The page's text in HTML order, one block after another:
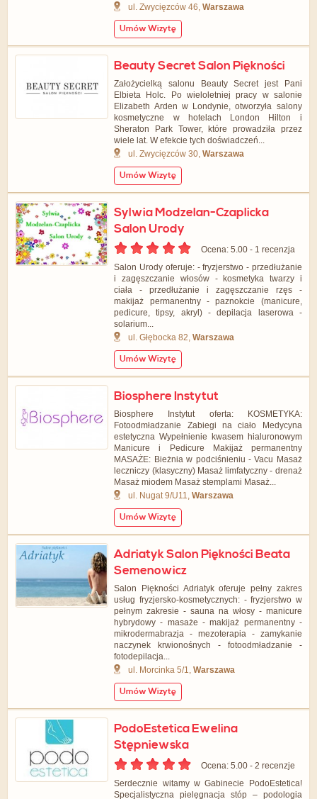
ul. Zwycięzców 46,Warszawa
Umów Wizytę
Beauty Secret Salon Piękności
Założycielką salonu Beauty Secret jest Pani
Elbieta Holc. Po wieloletniej pracy w salonie
Elizabeth Arden w Londynie, otworzyła salony
kosmetyczne w hotelach London Hilton i
Sheraton Park Tower, które prowadziła przez
wiele lat. W efekcie tych doświadczeń...
ul. Zwycięzców 30,Warszawa
Umów Wizytę
Sylwia Modzelan-Czaplicka
Salon Urody
Ocena: 5.00 - ‎1 recenzja
Salon Urody oferuje: - fryzjerstwo - przedłużanie
i zagęszczanie włosów - kosmetyka twarzy i
ciała - przedłużanie i zagęszczanie rzęs -
makijaż permanentny - paznokcie (manicure,
pedicure, tipsy, akryl) - depilacja laserowa -
solarium...
ul. Głębocka 82,Warszawa
Umów Wizytę
Biosphere Instytut
Biosphere Instytut oferta: KOSMETYKA:
Fotoodmładzanie Zabiegi na ciało Medycyna
estetyczna Wypełnienie kwasem hialuronowym
Manicure i Pedicure Makijaż permanentny
MASAŻE: Bieżnia w podciśnieniu - Vacu Masaż
leczniczy (klasyczny) Masaż limfatyczny - drenaż
Masaż miodem Masaż stemplami Masaż...
ul. Nugat 9/U11,Warszawa
Umów Wizytę
Adriatyk Salon Piękności Beata
Semenowicz
Salon Piękności Adriatyk oferuje pełny zakres
usług fryzjersko-kosmetycznych: - fryzjerstwo w
pełnym zakresie - sauna na włosy - manicure
hybrydowy - masaże - makijaż permanentny -
mikrodermabrazja - mezoterapia - zamykanie
naczynek krwionośnych - fotoodmładzanie -
fotodepilacja...
ul. Morcinka 5/1,Warszawa
Umów Wizytę
PodoEstetica Ewelina
Stępniewska
Ocena: 5.00 - ‎2 recenzje
Serdecznie witamy w Gabinecie PodoEstetica!
Specjalistyczna pielęgnacja stóp – podologia